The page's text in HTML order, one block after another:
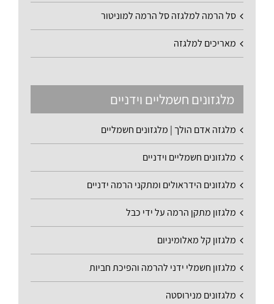
סל הרמה למלגזה סל הרמה למוניטור
מאריכים למלגזה
מלגזונים חשמליים וידניים
מלגזה אדם הולך | מלגזונים חשמליים
מלגזונים חשמליים וידניים
מלגזונים הידראולים ומתקני הרמה ידניים
מלגזון מתקן הרמה על ידי כבל
מלגזון קל מאלומיניום
מלגזון חשמלי ידני להרמה והפיכת חביות
מלגזונים מנירוסטה